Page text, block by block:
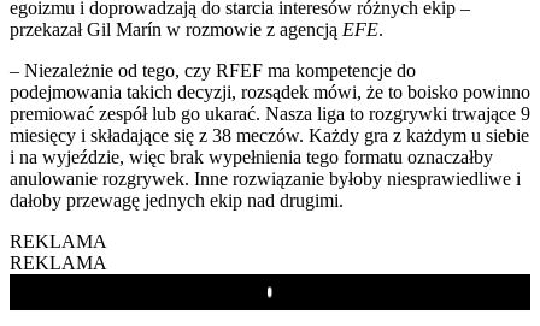
egoizmu i doprowadzają do starcia interesów różnych ekip –
przekazał Gil Marín w rozmowie z agencją EFE.
– Niezależnie od tego, czy RFEF ma kompetencje do
podejmowania takich decyzji, rozsądek mówi, że to boisko powinno
premiować zespół lub go ukarać. Nasza liga to rozgrywki trwające 9
miesięcy i składające się z 38 meczów. Każdy gra z każdym u siebie
i na wyjeździe, więc brak wypełnienia tego formatu oznaczałby
anulowanie rozgrywek. Inne rozwiązanie byłoby niesprawiedliwe i
dałoby przewagę jednych ekip nad drugimi.
REKLAMA
REKLAMA
Play